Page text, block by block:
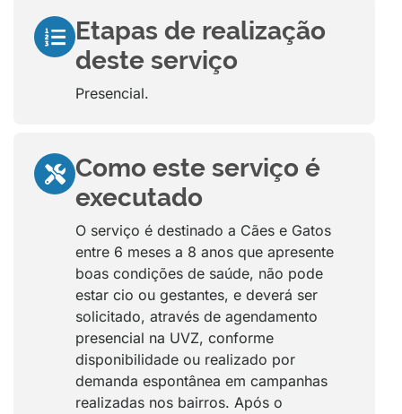
Etapas de realização
deste serviço
Presencial.
Como este serviço é
executado
O serviço é destinado a Cães e Gatos
entre 6 meses a 8 anos que apresente
boas condições de saúde, não pode
estar cio ou gestantes, e deverá ser
solicitado, através de agendamento
presencial na UVZ, conforme
disponibilidade ou realizado por
demanda espontânea em campanhas
realizadas nos bairros. Após o